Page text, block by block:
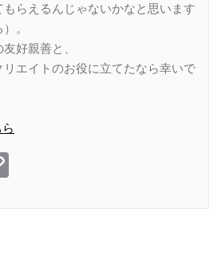
らえるんじゃないかなと思います
。
好親善と、
エイトのお役に立てたなら幸いで